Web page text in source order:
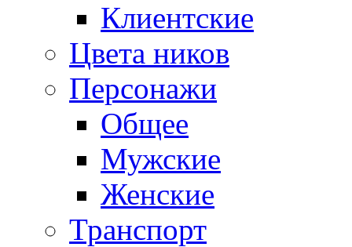
Клиентские
Цвета ников
Персонажи
Общее
Мужские
Женские
Транспорт